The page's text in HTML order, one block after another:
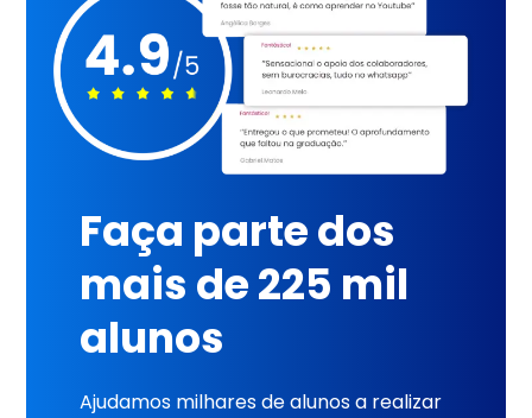
Faça parte dos
mais de 225 mil
alunos
Ajudamos milhares de alunos a realizar